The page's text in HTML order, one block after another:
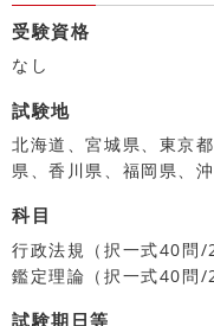
受験資格
なし
試験地
北海道、宮城県、東京
県、香川県、福岡県、
科目
行政法規（択一式40問/
鑑定理論（択一式40問/
試験期日等